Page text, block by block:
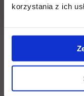
korzystania z ich
certyfikat dla
Więcej informacji